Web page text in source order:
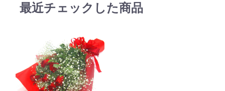
最近チェックした商品